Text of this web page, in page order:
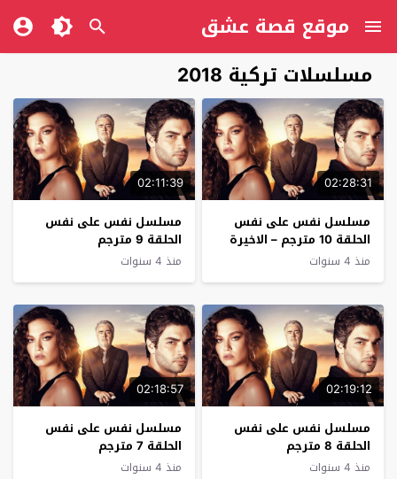
موقع قصة عشق
مسلسلات تركية 2018
02:28:31
مسلسل نفس على نفس
الحلقة 10 مترجم – الاخيرة
منذ 4 سنوات
02:11:39
مسلسل نفس على نفس
الحلقة 9 مترجم
منذ 4 سنوات
02:19:12
مسلسل نفس على نفس
الحلقة 8 مترجم
منذ 4 سنوات
02:18:57
مسلسل نفس على نفس
الحلقة 7 مترجم
منذ 4 سنوات